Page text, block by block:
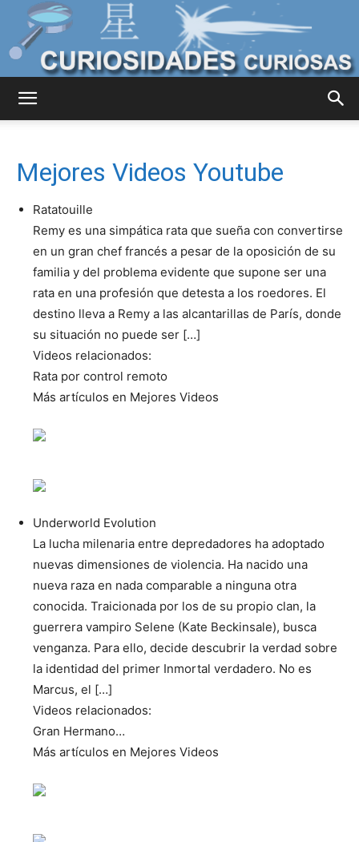
Curiosas
del
Mundo
Mejores Videos Youtube
Ratatouille
Remy es una simpática rata que sueña con convertirse
en un gran chef francés a pesar de la oposición de su
familia y del problema evidente que supone ser una
rata en una profesión que detesta a los roedores. El
destino lleva a Remy a las alcantarillas de París, donde
su situación no puede ser […]
Videos relacionados:
Rata por control remoto
Más artículos en Mejores Videos
Underworld Evolution
La lucha milenaria entre depredadores ha adoptado
nuevas dimensiones de violencia. Ha nacido una
nueva raza en nada comparable a ninguna otra
conocida. Traicionada por los de su propio clan, la
guerrera vampiro Selene (Kate Beckinsale), busca
venganza. Para ello, decide descubrir la verdad sobre
la identidad del primer Inmortal verdadero. No es
Marcus, el […]
Videos relacionados:
Gran Hermano…
Más artículos en Mejores Videos